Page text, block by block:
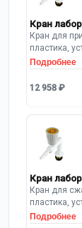
Кран
Кран для
пластика,
заднюю
мм.
Подробнее
12 958 ₽
Кран
Кран для
пластика,
заднюю
Подробнее